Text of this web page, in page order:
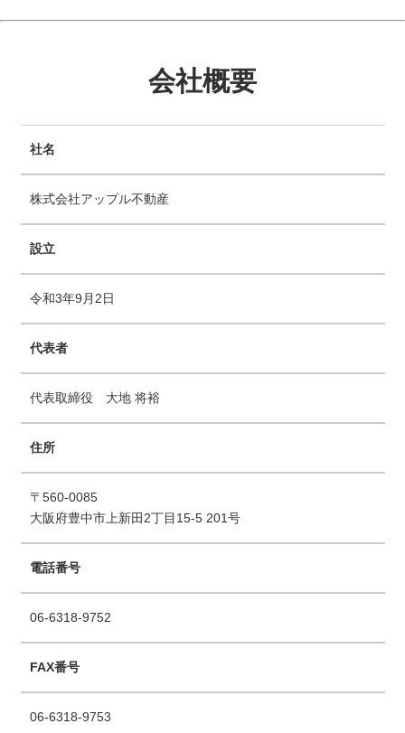
会社概要
社名
株式会社アップル不動産
設立
令和3年9月2日
代表者
代表取締役 大地 将裕
住所
〒560-0085
大阪府豊中市上新田2丁目15-5 201号
電話番号
06-6318-9752
FAX番号
06-6318-9753